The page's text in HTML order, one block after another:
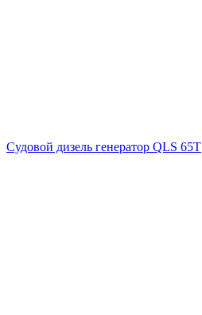
Судовой дизель генератор QLS 65T